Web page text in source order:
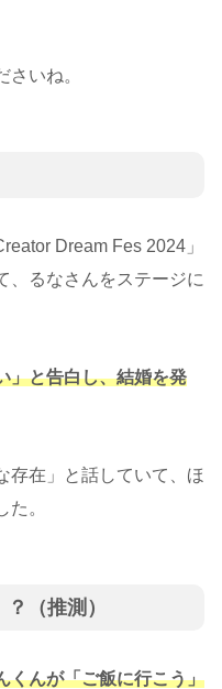
いね。
Dream Fes 2024」
、るなさんをステージに
」と告白し、結婚を発
存在」と話していて、ほ
。
（推測）
くんが「ご飯に行こう」